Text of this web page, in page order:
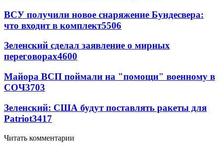
ВСУ получили новое снаряжение Бундесвера:
что входит в комплект5506
Зеленский сделал заявление о мирных
переговорах4600
Майора ВСП поймали на "помощи" военному в
СОЧ3703
Зеленский: США будут поставлять ракеты для
Patriot3417
Читать комментарии